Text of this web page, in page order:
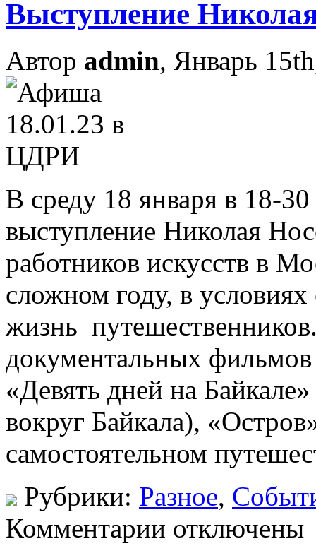
Выступление
Автор admin, Январь
В среду 18 января в 18-30
выступление Николая
работников искусств в
сложном году, в
жизнь
документальных
«Девять дней на
вокруг Байкала),
самостоятельном
Рубрики: Разное,
Комментарии отключены